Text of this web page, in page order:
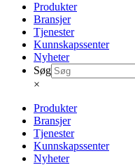
Produkter
Bransjer
Tjenester
Kunnskapssenter
Nyheter
Søg
×
Produkter
Bransjer
Tjenester
Kunnskapssenter
Nyheter